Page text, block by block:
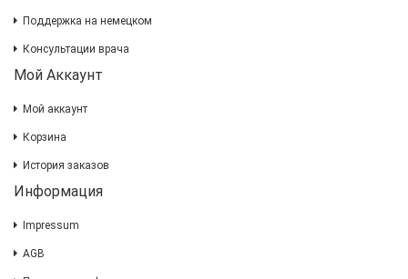
Поддержка на немецком
Консультации врача
Мой Аккаунт
Мой аккаунт
Корзина
История заказов
Информация
Impressum
AGB